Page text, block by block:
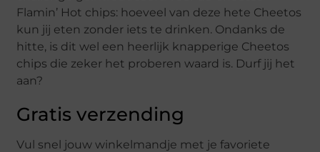
Flamin’ Hot chips: hoeveel van deze hete Cheetos
kun jij eten zonder iets te drinken. Ondanks de
hitte, is dit wel een heerlijk knapperige Cheetos
chips die zeker het proberen waard is. Durf jij het
aan?
Gratis verzending
Vul snel jouw winkelmandje met je favoriete